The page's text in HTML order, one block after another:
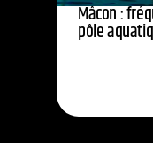
Mâcon :
pôle